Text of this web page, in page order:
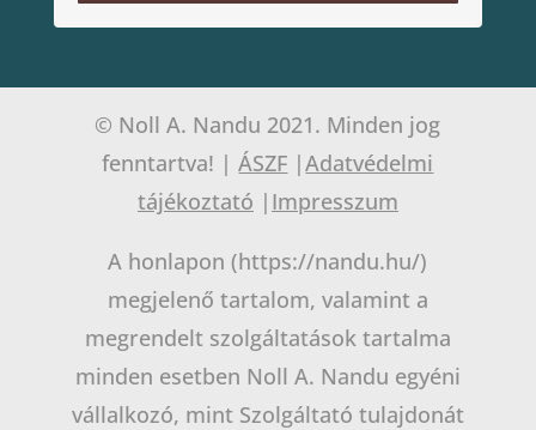
© Noll A. Nandu 2021. Minden jog
fenntartva! |ÁSZF |Adatvédelmi
tájékoztató | Impresszum
A honlapon (https://nandu.hu/)
megjelenő tartalom, valamint a
megrendelt szolgáltatások tartalma
minden esetben Noll A. Nandu egyéni
vállalkozó, mint Szolgáltató tulajdonát